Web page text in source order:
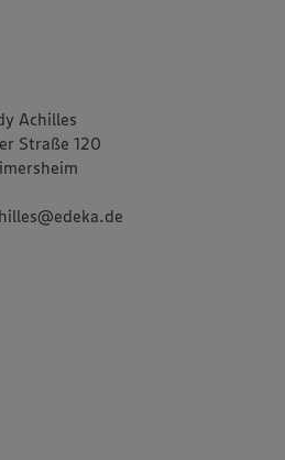
Achilles
Straße 120